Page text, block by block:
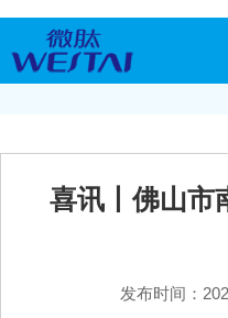
喜讯丨佛山市
发布时间：